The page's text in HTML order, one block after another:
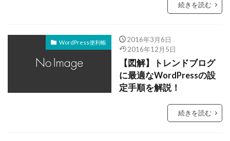
続きを読む
WordPress便利帳
2016年3月6日
2016年12月5日
【図解】トレンドブログ
に最適なWordPressの設
定手順を解説！
続きを読む